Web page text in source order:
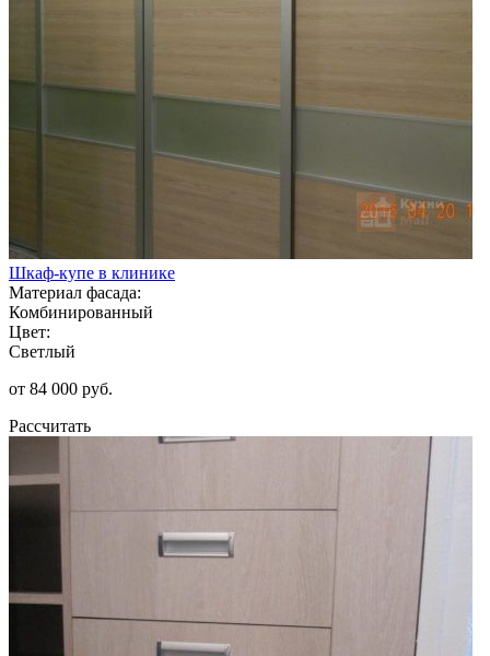
Шкаф-купе в клинике
Материал фасада:
Комбинированный
Цвет:
Светлый
от 84 000 руб.
Рассчитать